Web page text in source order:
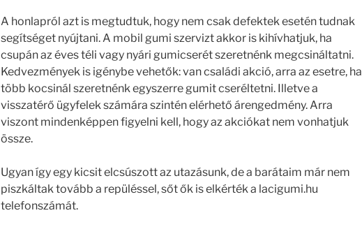
A honlapról azt is megtudtuk, hogy nem csak defektek esetén tudnak
segítséget nyújtani. A mobil gumi szervizt akkor is kihívhatjuk, ha
csupán az éves téli vagy nyári gumicserét szeretnénk megcsináltatni.
Kedvezmények is igénybe vehetők: van családi akció, arra az esetre, ha
több kocsinál szeretnénk egyszerre gumit cseréltetni. Illetve a
visszatérő ügyfelek számára szintén elérhető árengedmény. Arra
viszont mindenképpen figyelni kell, hogy az akciókat nem vonhatjuk
össze.
Ugyan így egy kicsit elcsúszott az utazásunk, de a barátaim már nem
piszkáltak tovább a repüléssel, sőt ők is elkérték a lacigumi.hu
telefonszámát.